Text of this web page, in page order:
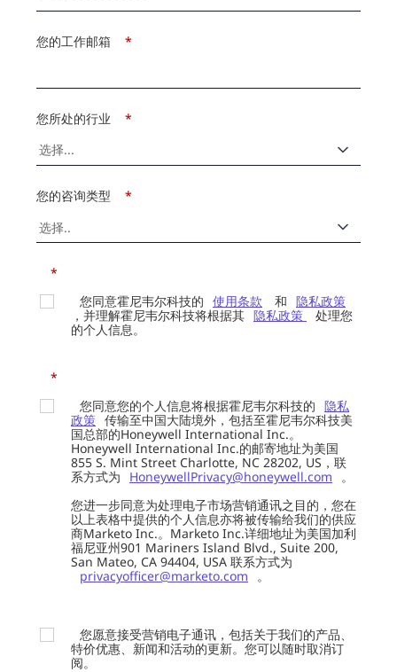
*
您的工作邮箱
*
您所处的行业
*
您的咨询类型
*
您同意霍尼韦尔科技的 使用条款 和 隐私政策
，并理解霍尼韦尔科技将根据其 隐私政策
处理您
的个人信息。
*
您同意您的个人信息将根据霍尼韦尔科技的 隐私
政策 传输至中国大陆境外，包括至霍尼韦尔科技美
国总部的Honeywell International Inc.。
Honeywell International Inc.的邮寄地址为美国
855 S. Mint Street Charlotte, NC 28202, US，联
系方式为
HoneywellPrivacy@honeywell.com
。
您进一步同意为处理电子市场营销通讯之目的，您在
以上表格中提供的个人信息亦将被传输给我们的供应
商Marketo Inc.。Marketo Inc.详细地址为美国加利
福尼亚州901 Mariners Island Blvd., Suite 200,
San Mateo, CA 94404, USA 联系方式为
privacyofficer@marketo.com
。
您愿意接受营销电子通讯，包括关于我们的产品、
特价优惠、新闻和活动的更新。您可以随时取消订
阅。